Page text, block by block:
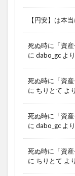
【円安】は本
死ぬ時に「資
に dabo_gc より
死ぬ時に「資
に ちりとて より
死ぬ時に「資
に dabo_gc より
死ぬ時に「資
に ちりとて より